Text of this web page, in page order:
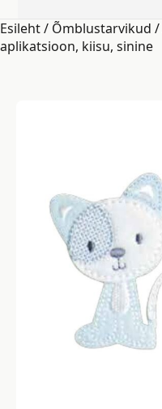
Esileht/ Õmblustarvikud /
aplikatsioon, kiisu, sinine